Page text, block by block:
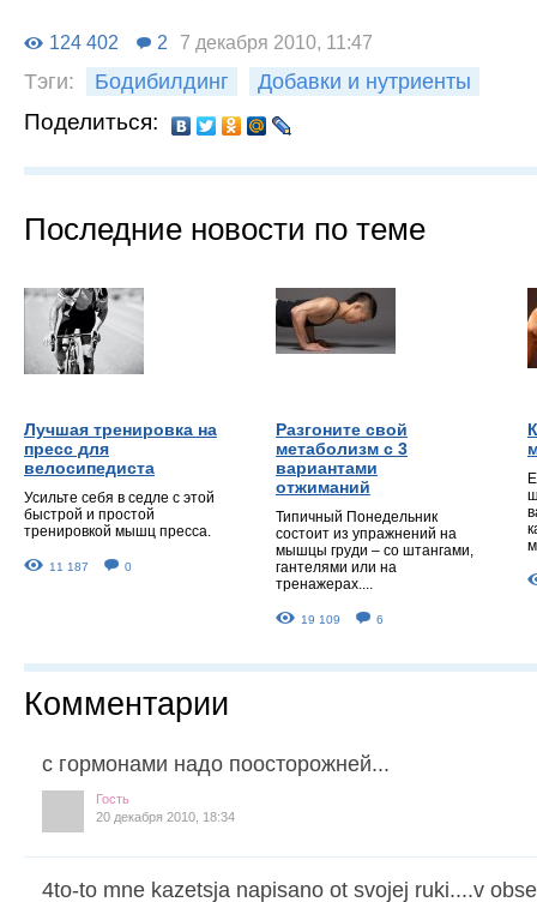
124 402 2 7 декабря 2010, 11:47
Тэги: Бодибилдинг Добавки и нутриенты
Поделиться:
Последние новости по теме
Лучшая тренировка на
пресс для
велосипедиста
Усильте себя в седле с этой
быстрой и простой
тренировкой мышц пресса.
11 187 0
Разгоните свой
метаболизм с 3
вариантами
отжиманий
Типичный Понедельник
состоит из упражнений на
мышцы груди – со штангами,
гантелями или на
тренажерах....
19 109 6
Комментарии
с гормонами надо поосторожней...
Гость
20 декабря 2010, 18:34
4to-to mne kazetsja napisano ot svojej ruki....v